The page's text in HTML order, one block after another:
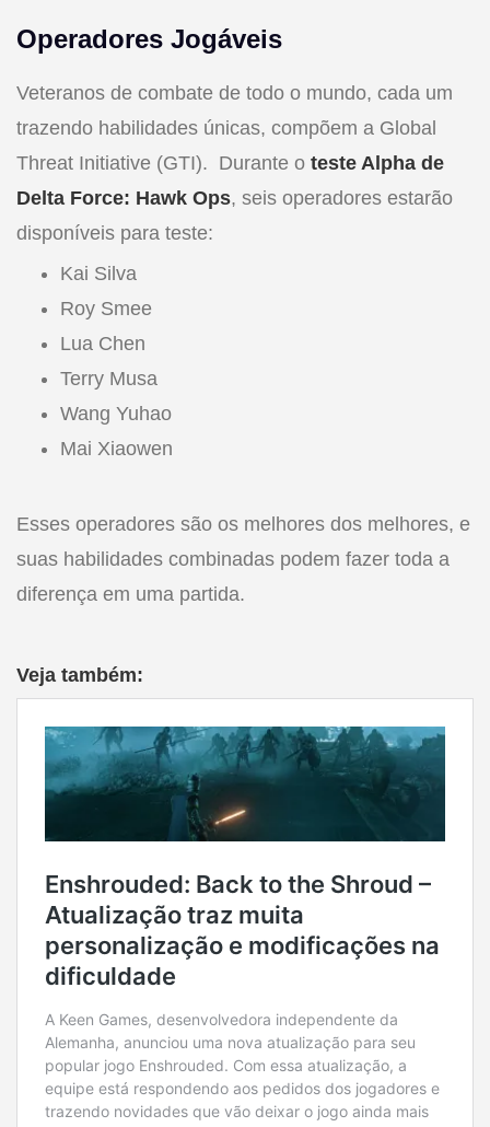
Operadores Jogáveis
Veteranos de combate de todo o mundo, cada um
trazendo habilidades únicas, compõem a Global
Threat Initiative (GTI). Durante o teste Alpha de
Delta Force: Hawk Ops, seis operadores estarão
disponíveis para teste:
Kai Silva
Roy Smee
Lua Chen
Terry Musa
Wang Yuhao
Mai Xiaowen
Esses operadores são os melhores dos melhores, e
suas habilidades combinadas podem fazer toda a
diferença em uma partida.
Veja também: